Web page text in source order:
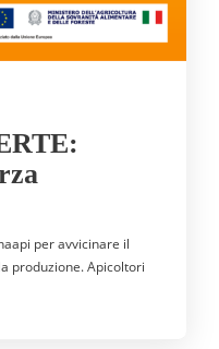
:
per avvicinare il
produzione. Apicoltori